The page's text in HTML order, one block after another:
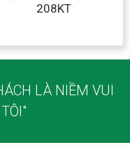
208KT
LÀ NIỀM VUI